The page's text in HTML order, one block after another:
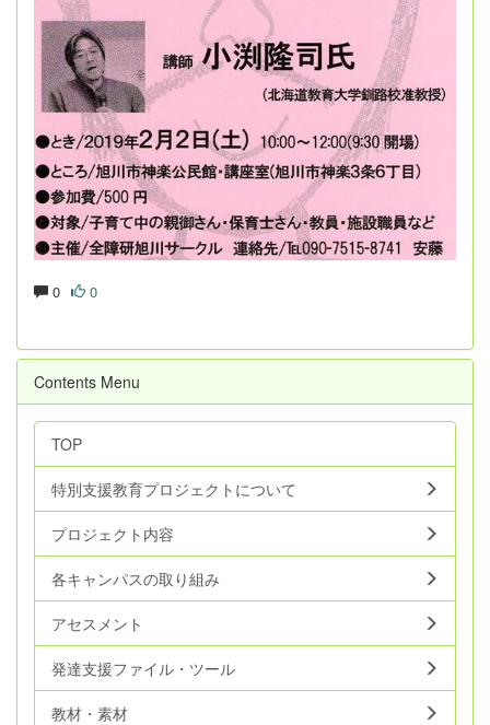
0 0
Contents Menu
TOP
特別支援教育プロジェクトについて
プロジェクト内容
各キャンパスの取り組み
アセスメント
発達支援ファイル・ツール
教材・素材